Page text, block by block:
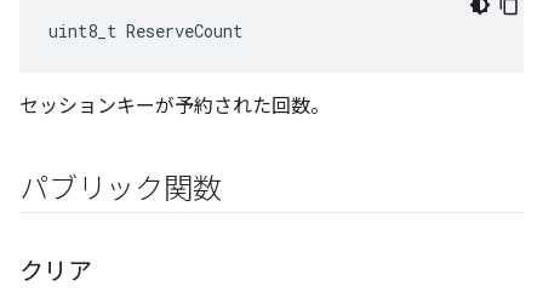
uint8_t ReserveCount
セッションキーが予約された回数。
パブリック関数
クリア